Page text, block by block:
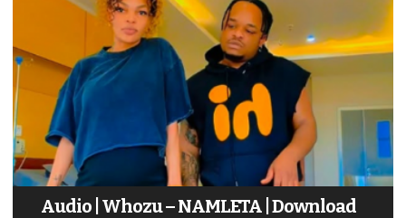
Audio | Whozu – NAMLETA | Download